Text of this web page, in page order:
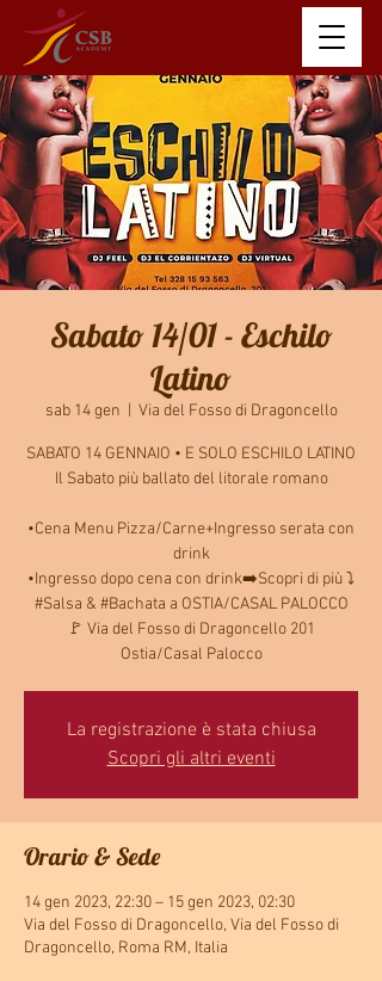
Sabato 14/01 - Eschilo
Latino
sab 14 gen Via del Fosso di Dragoncello
SABATO 14 GENNAIO • E SOLO ESCHILO LATINO
Il Sabato più ballato del litorale romano
•Cena Menu Pizza/Carne+Ingresso serata con
drink
•Ingresso dopo cena con drink➡️Scopri di più ⤵️
#Salsa & #Bachata a OSTIA/CASAL PALOCCO
🚩 Via del Fosso di Dragoncello 201
Ostia/Casal Palocco
La registrazione è stata chiusa
Scopri gli altri eventi
Orario & Sede
14 gen 2023, 22:30 – 15 gen 2023, 02:30
Via del Fosso di Dragoncello, Via del Fosso di
Dragoncello, Roma RM, Italia